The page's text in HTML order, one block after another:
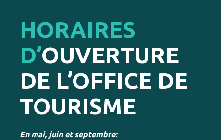
HORAIRES
D’OUVERTURE
DE L’OFFICE DE
TOURISME
En mai, juin et septembre: